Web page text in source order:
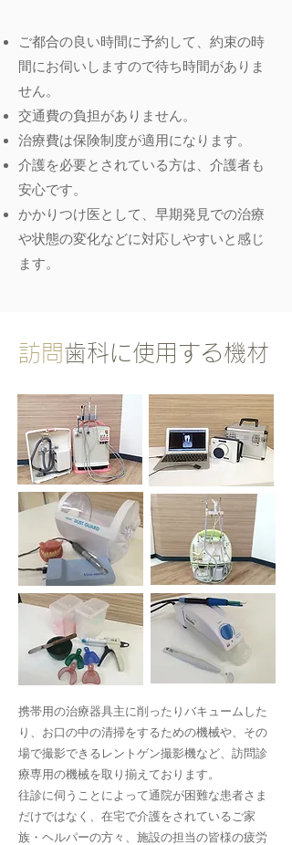
ご都合の良い時間に予約して、約束の時
間にお伺いしますので待ち時間がありま
せん。
交通費の負担がありません。
治療費は保険制度が適用になります。
介護を必要とされている方は、介護者も
安心です。
かかりつけ医として、早期発見での治療
や状態の変化などに対応しやすいと感じ
ます。
訪問歯科に使用する機材
携帯用の治療器具主に削ったりバキュームした
り、お口の中の清掃をするための機械や、その
場で撮影できるレントゲン撮影機など、訪問診
療専用の機械を取り揃えております。
往診に伺うことによって通院が困難な患者さま
だけではなく、在宅で介護をされているご家
族・ヘルパーの方々、施設の担当の皆様の疲労